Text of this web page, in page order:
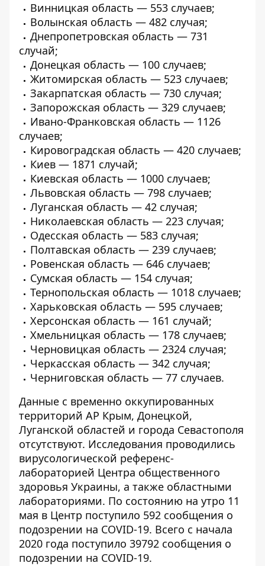
Винницкая область — 553 случаев;
Волынская область — 482 случая;
Днепропетровская область — 731
случай;
Донецкая область — 100 случаев;
Житомирская область — 523 случаев;
Закарпатская область — 730 случая;
Запорожская область — 329 случаев;
Ивано-Франковская область — 1126
случаев;
Кировоградская область — 420 случаев;
Киев — 1871 случай;
Киевская область — 1000 случаев;
Львовская область — 798 случаев;
Луганская область — 42 случая;
Николаевская область — 223 случая;
Одесская область — 583 случая;
Полтавская область — 239 случаев;
Ровенская область — 646 случаев;
Сумская область — 154 случая;
Тернопольская область — 1018 случаев;
Харьковская область — 595 случаев;
Херсонская область — 161 случай;
Хмельницкая область — 178 случаев;
Черновицкая область — 2324 случая;
Черкасская область — 342 случая;
Черниговская область — 77 случаев.
Данные с временно оккупированных
территорий АР Крым, Донецкой,
Луганской областей и города Севастополя
отсутствуют. Исследования проводились
вирусологической референс-
лабораторией Центра общественного
здоровья Украины, а также областными
лабораториями. По состоянию на утро 11
мая в Центр поступило 592 сообщения о
подозрении на COVID-19. Всего с начала
2020 года поступило 39792 сообщения о
подозрении на COVID-19.